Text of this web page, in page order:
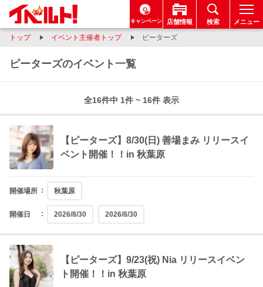
キャンペーン 店舗情報 検索 メニュー
トップ イベント主催者トップ ピーターズ
ピーターズのイベント一覧
全16件中 1件 ~ 16件 表示
【ピーターズ】8/30(日) 善場まみ リリースイ
ベント開催！！in 秋葉原
開催場所 秋葉原
開催日 2026/8/30 2026/8/30
【ピーターズ】9/23(祝) Nia リリースイベン
ト開催！！in 秋葉原